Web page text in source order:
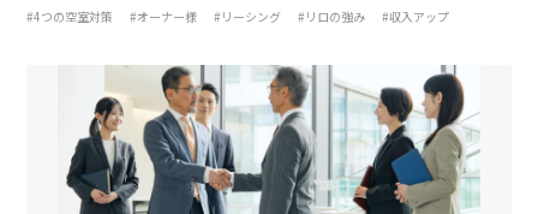
4つの空室対策 オーナー様 リーシング リロの強み 収入アップ